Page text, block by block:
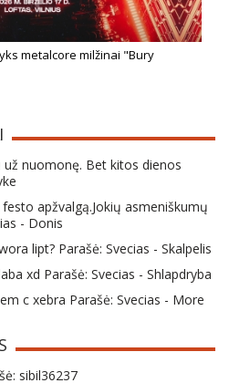
metalcore milžinai "Bury
už nuomonę. Bet kitos dienos
apžvalgą.Jokių asmeniškumų
- Donis
lipt? Parašė: Svecias - Skalpelis
xd Parašė: Svecias - Shlapdryba
c xebra Parašė: Svecias - More
sibil36237